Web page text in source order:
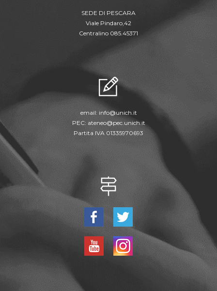
SEDE DI PESCARA
Viale Pindaro,42
Centralino 085.45371
email: info@unich.it
PEC: ateneo@pec.unich.it
Partita IVA 01335970693